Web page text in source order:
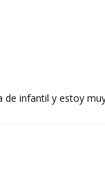
infantil y estoy